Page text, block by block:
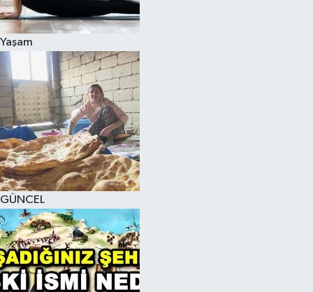
Yaşam
GÜNCEL